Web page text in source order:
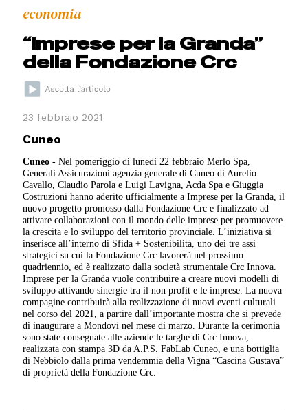
economia
“Imprese per la Granda”
della Fondazione Crc
23 febbraio 2021
Cuneo
Cuneo - Nel pomeriggio di lunedì 22 febbraio Merlo Spa,
Generali Assicurazioni agenzia generale di Cuneo di Aurelio
Cavallo, Claudio Parola e Luigi Lavigna, Acda Spa e Giuggia
Costruzioni hanno aderito ufficialmente a Imprese per la Granda, il
nuovo progetto promosso dalla Fondazione Crc e finalizzato ad
attivare collaborazioni con il mondo delle imprese per promuovere
la crescita e lo sviluppo del territorio provinciale. L’iniziativa si
inserisce all’interno di Sfida + Sostenibilità, uno dei tre assi
strategici su cui la Fondazione Crc lavorerà nel prossimo
quadriennio, ed è realizzato dalla società strumentale Crc Innova.
Imprese per la Granda vuole contribuire a creare nuovi modelli di
sviluppo attivando sinergie tra il non profit e le imprese. La nuova
compagine contribuirà alla realizzazione di nuovi eventi culturali
nel corso del 2021, a partire dall’importante mostra che si prevede
di inaugurare a Mondovì nel mese di marzo. Durante la cerimonia
sono state consegnate alle aziende le targhe di Crc Innova,
realizzata con stampa 3D da A.P.S. FabLab Cuneo, e una bottiglia
di Nebbiolo dalla prima vendemmia della Vigna “Cascina Gustava”
di proprietà della Fondazione Crc.